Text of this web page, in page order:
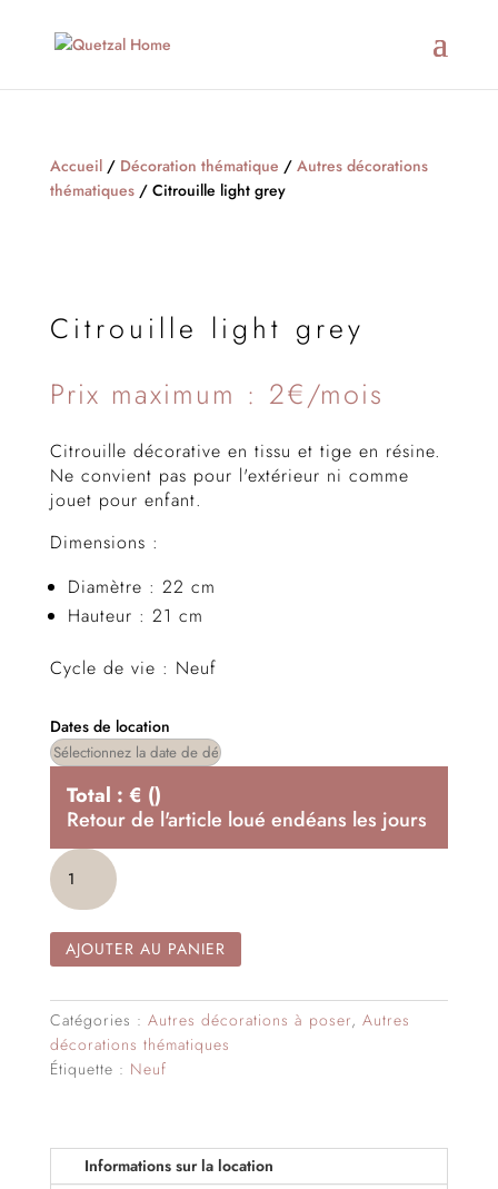
Accueil/ Décoration thématique / Autres décorations
thématiques/ Citrouille light grey
Citrouille light grey
Prix maximum : 2€/mois
Citrouille décorative en tissu et tige en résine.
Ne convient pas pour l'extérieur ni comme
jouet pour enfant.
Dimensions :
Diamètre : 22 cm
Hauteur : 21 cm
Cycle de vie : Neuf
Dates de location
Total : € ()
Retour de l'article loué endéans les jours
quantité
de
Citrouille
light
grey
AJOUTER AU PANIER
Catégories : Autres décorations à poser, Autres
décorations thématiques
Étiquette : Neuf
Informations sur la location